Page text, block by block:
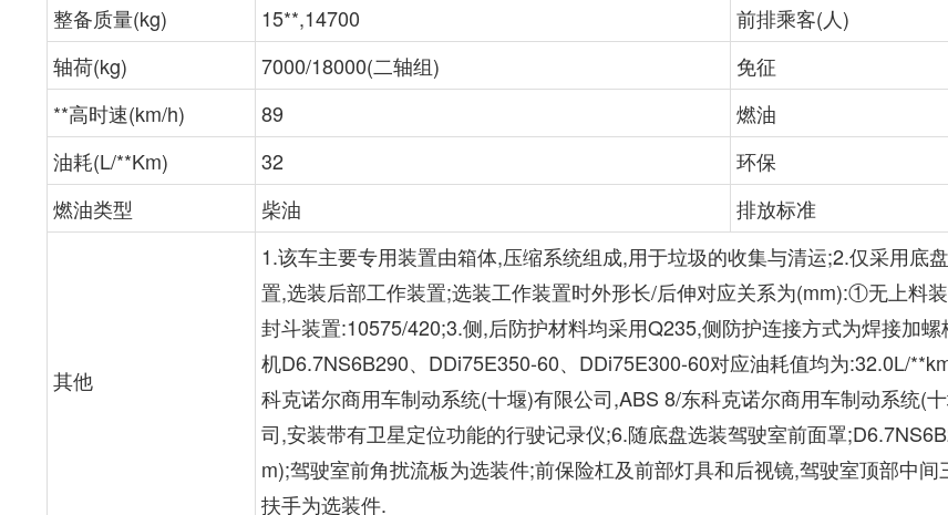
整备质量(kg)
15**,14700 前排乘客(人)
轴荷(kg)
7000/18000(二轴组) 免征
**高时速(km/h)
89 燃油
油耗(L/**Km)
32 环保
燃油类型
柴油 排放标准
其他
1.该车主要专用装置由箱体,压缩系统组成,用于垃圾的收集与清运;2.仅采用底
置,选装后部工作装置;选装工作装置时外形长/后伸对应关系为(mm):①无上料
封斗装置:10575/420;3.侧,后防护材料均采用Q235,侧防护连接方式为焊接加
机D6.7NS6B290、DDi75E350-60、DDi75E300-60对应油耗值均为:32.0L/
科克诺尔商用车制动系统(十堰)有限公司,ABS 8/东科克诺尔商用车制动系统(
司,安装带有卫星定位功能的行驶记录仪;6.随底盘选装驾驶室前面罩
m);驾驶室前角扰流板为选装件;前保险杠及前部灯具和后视镜,驾驶室顶部中
扶手为选装件.